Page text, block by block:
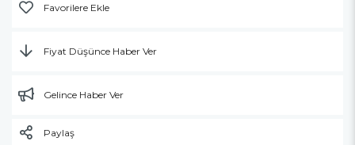
Favorilere Ekle
Fiyat Düşünce Haber Ver
Gelince Haber Ver
Paylaş